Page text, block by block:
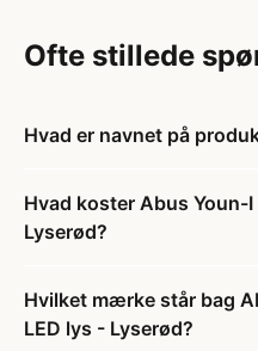
Ofte stillede
Hvad er navnet på
Hvad koster Abus Youn-
Lyserød?
Hvilket mærke står bag
LED lys - Lyserød?